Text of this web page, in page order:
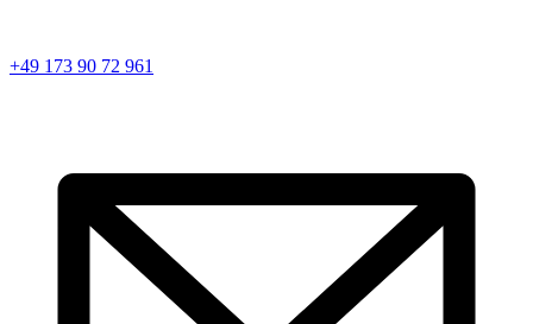
+49 173 90 72 961